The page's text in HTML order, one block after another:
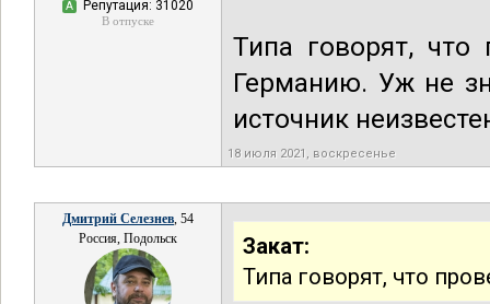
А Репутация: 31020
В отпуске
Типа говорят, что
Германию. Уж не
источник
18 июля 2021, воскресенье
Дмитрий Селезнев, 54
Россия, Подольск
Закат:
Типа говорят, что